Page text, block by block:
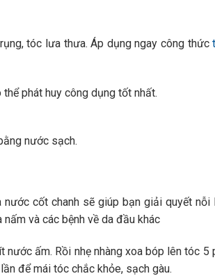
tóc lưa thưa. Áp dụng ngay công thức
phát huy công dụng tốt nhất.
nước sạch.
cốt chanh sẽ giúp bạn giải quyết nỗi
và các bệnh về da đầu khác
ấm. Rồi nhẹ nhàng xoa bóp lên tóc 5
để mái tóc chắc khỏe, sạch gàu.